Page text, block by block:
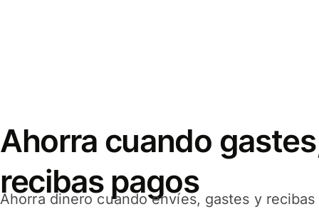
Ahorra cuando
recibas pagos
Ahorra dinero cuando envíes, gastes y